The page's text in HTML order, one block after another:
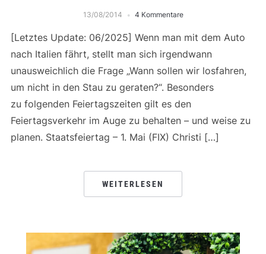
13/08/2014 4 Kommentare
[Letztes Update: 06/2025] Wenn man mit dem Auto
nach Italien fährt, stellt man sich irgendwann
unausweichlich die Frage „Wann sollen wir losfahren,
um nicht in den Stau zu geraten?“. Besonders
zu folgenden Feiertagszeiten gilt es den
Feiertagsverkehr im Auge zu behalten – und weise zu
planen. Staatsfeiertag – 1. Mai (FIX) Christi […]
WEITERLESEN